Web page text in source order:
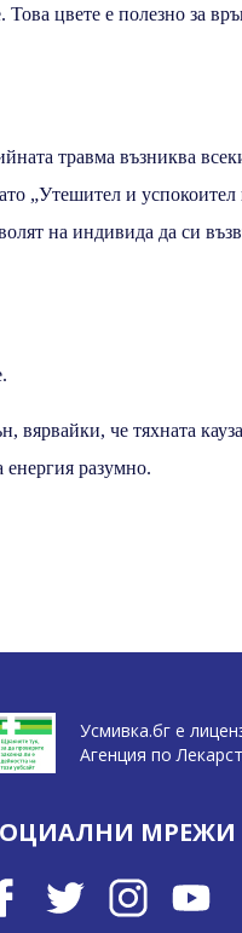
цвете е полезно за
травма възниква
„Утешител и
на индивида да си
вярвайки, че тяхната
енергия разумно.
Усмивка.бг е
Агенция по
МРЕЖИ